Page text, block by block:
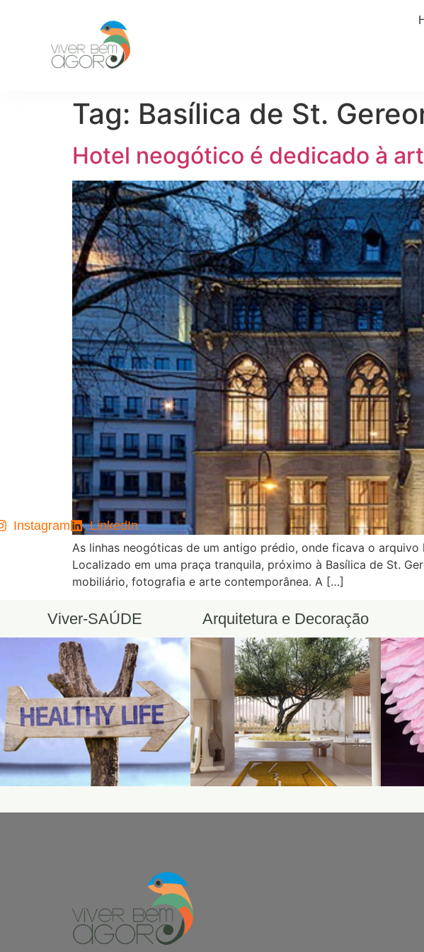
Tag: Basílica de St.
Hotel neogótico é dedicado à
As linhas neogóticas de um antigo prédio, onde ficava o
Localizado em uma praça tranquila, próximo à Basílica de St.
mobiliário, fotografia e arte contemporânea. A […]
Viver-SAÚDE Arquitetura e Decoração
Instagram LinkedIn